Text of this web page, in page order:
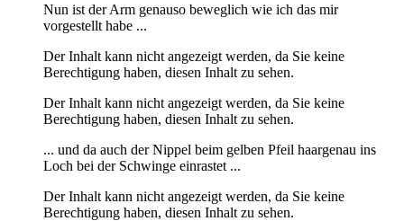
Nun ist der Arm genauso beweglich wie ich das mir
vorgestellt habe ...
Der Inhalt kann nicht angezeigt werden, da Sie keine
Berechtigung haben, diesen Inhalt zu sehen.
Der Inhalt kann nicht angezeigt werden, da Sie keine
Berechtigung haben, diesen Inhalt zu sehen.
... und da auch der Nippel beim gelben Pfeil haargenau ins
Loch bei der Schwinge einrastet ...
Der Inhalt kann nicht angezeigt werden, da Sie keine
Berechtigung haben, diesen Inhalt zu sehen.